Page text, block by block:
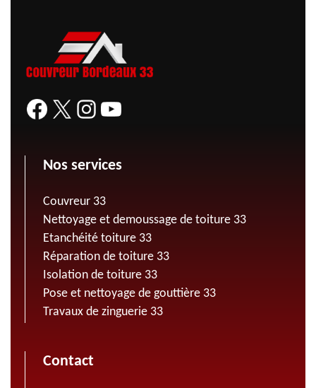
Nos services
Couvreur 33
Nettoyage et demoussage de toiture 33
Etanchéité toiture 33
Réparation de toiture 33
Isolation de toiture 33
Pose et nettoyage de gouttière 33
Travaux de zinguerie 33
Contact